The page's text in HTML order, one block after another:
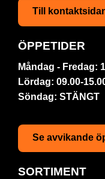
Till
ÖPPETIDER
Måndag - Fredag:
Lördag: 09.00-
Söndag: STÄNGT
Se avvikande
SORTIMENT